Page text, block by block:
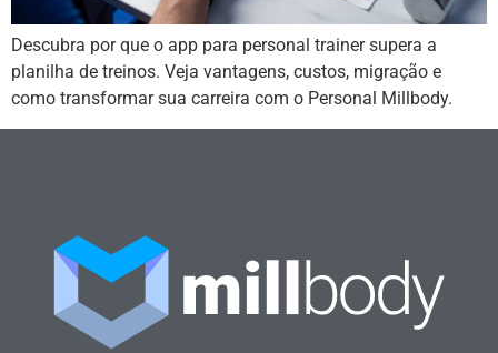
Descubra por que o app para personal trainer supera a
planilha de treinos. Veja vantagens, custos, migração e
como transformar sua carreira com o Personal Millbody.